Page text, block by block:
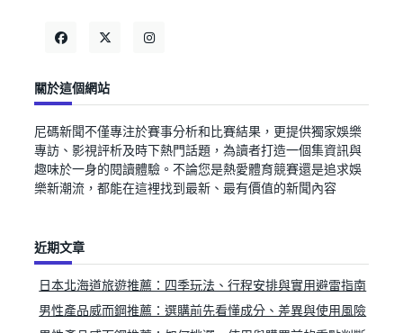
關於這個網站
尼碼新聞不僅專注於賽事分析和比賽結果，更提供獨家娛樂
專訪、影視評析及時下熱門話題，為讀者打造一個集資訊與
趣味於一身的閱讀體驗。不論您是熱愛體育競賽還是追求娛
樂新潮流，都能在這裡找到最新、最有價值的新聞內容
近期文章
日本北海道旅遊推薦：四季玩法、行程安排與實用避雷指南
男性產品威而鋼推薦：選購前先看懂成分、差異與使用風險